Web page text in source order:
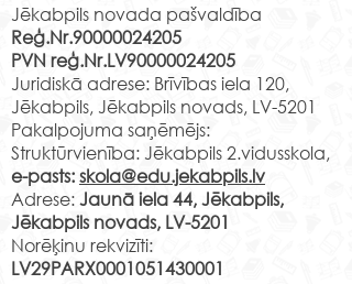
vidusskolas 2.c klases skolēni
apmeklēja Līvānu stikla un
amatniecības centra
izzinošo nodarbību" Līvānu
stikla...
Jēkabpils novada pašvaldība
Reģ.Nr.90000024205
PVN reģ.Nr.LV90000024205
Juridiskā adrese: Brīvības iela 120,
Jēkabpils, Jēkabpils novads, LV-5201
Pakalpojuma saņēmējs:
Struktūrvienība: Jēkabpils 2.vidusskola,
e-pasts:skola@edu.jekabpils.lv
Adrese:Jaunā iela 44, Jēkabpils,
Jēkabpils novads, LV-5201
Norēķinu rekvizīti:
LV29PARX0001051430001